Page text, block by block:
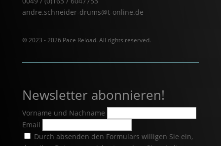
andre.schneider-drums@t-online.de
©2023 - 2026 Pace Reload. All rights reserved.
Newsletter abonnieren!
Vorname und Nachname
Email
Durch absenden den Formulars willigen Sie ein,